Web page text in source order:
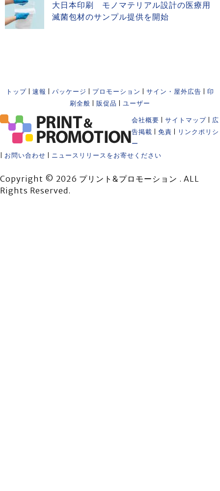
大日本印刷 モノマテリアル設計の医療用
滅菌包材のサンプル提供を開始
トップ 速報 パッケージ プロモーション サイン・屋外広告
印
刷全般
販促品 ユーザー
会社概要 サイトマップ
広
告掲載
免責
リンクポリシ
ー
お問い合わせ ニュースリリースをお寄せください
Copyright © 2026 プリント&プロモーション . ALL
Rights Reserved.